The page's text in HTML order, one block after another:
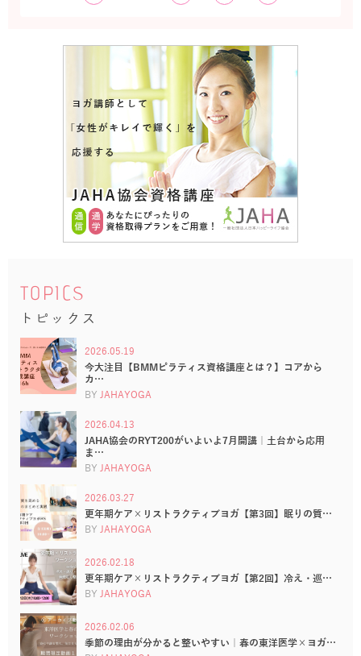
TOPICS
トピックス
2026.05.19
今大注目【BMMピラティス資格講座とは？】コアから
カ…
BY JAHAYOGA
2026.04.13
JAHA協会のRYT200がいよいよ7月開講｜土台から応用
ま…
BY JAHAYOGA
2026.03.27
更年期ケア×リストラクティブヨガ【第3回】眠りの質…
BY JAHAYOGA
2026.02.18
更年期ケア×リストラクティブヨガ【第2回】冷え・巡…
BY JAHAYOGA
2026.02.06
季節の理由が分かると整いやすい｜春の東洋医学×ヨガ…